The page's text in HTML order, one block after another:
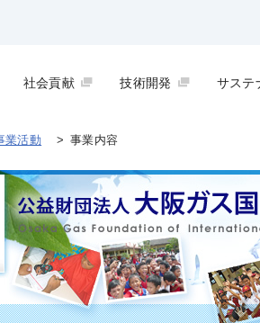
社会貢献 技術開発 サステ
業活動 > 事業内容